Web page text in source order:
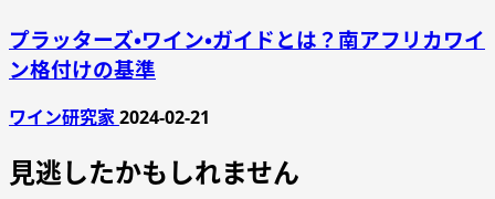
プラッターズ・ワイン・ガイドとは？南アフリカワイ
ン格付けの基準
ワイン研究家2024-02-21
見逃したかもしれません